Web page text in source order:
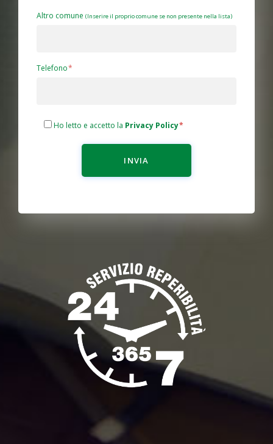
Altro comune (Inserire il proprio comune se non presente nella lista)
Telefono
Ho letto e accetto la Privacy Policy